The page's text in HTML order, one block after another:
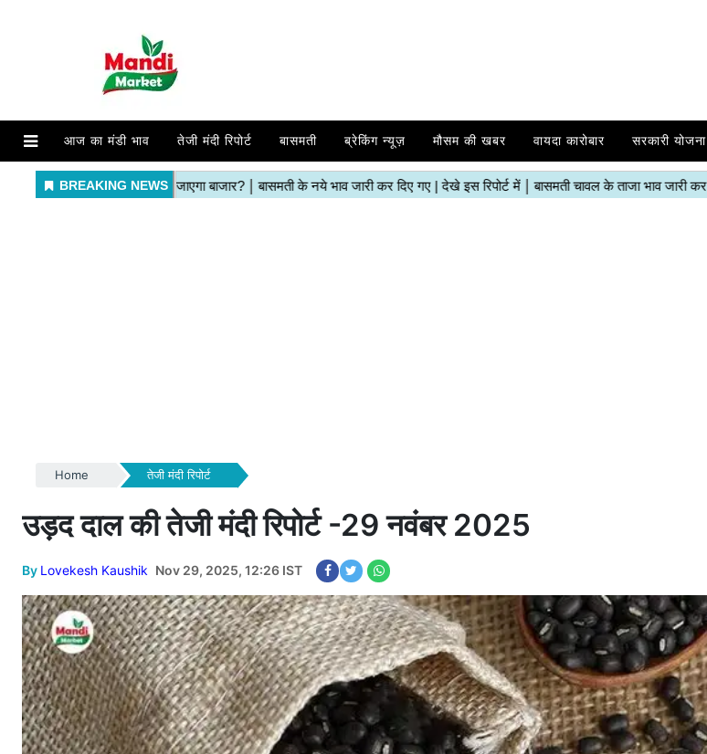
आज का मंडी भाव तेजी मंदी रिपोर्ट बासमती ब्रेकिंग न्यूज़ मौसम की खबर वायदा कारोबार सरकारी योजना
Home तेजी मंदी रिपोर्ट
उड़द दाल की तेजी मंदी रिपोर्ट -29 नवंबर 2025
By Lovekesh Kaushik Nov 29, 2025, 12:26 IST